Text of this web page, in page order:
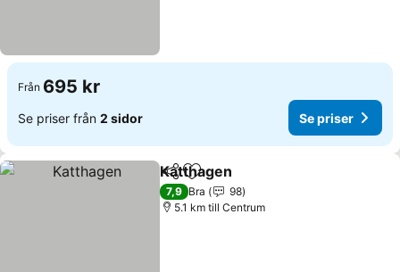
Från 695 kr
Se priser från 2 sidor Se priser
Dela Lägg till i Mina Favoriter
Katthagen
7,9 Bra
98
5.1 km till Centrum